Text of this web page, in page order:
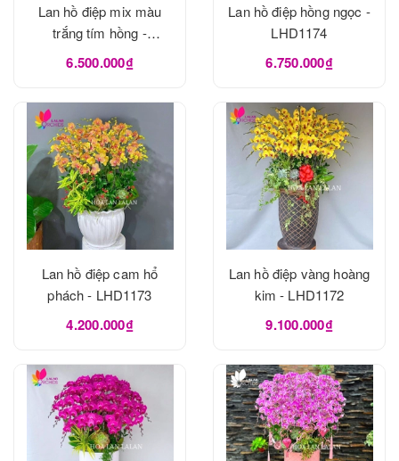
Lan hồ điệp mix màu
trắng tím hồng -
LHD1175
6.500.000₫
Lan hồ điệp hồng ngọc -
LHD1174
6.750.000₫
Lan hồ điệp cam hổ
phách - LHD1173
4.200.000₫
Lan hồ điệp vàng hoàng
kim - LHD1172
9.100.000₫